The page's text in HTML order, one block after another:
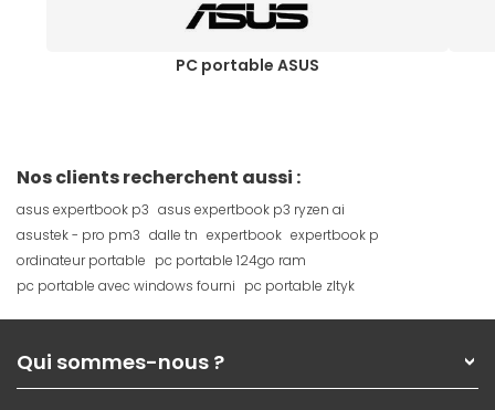
PC portable ASUS
Nos clients recherchent aussi :
asus expertbook p3 asus expertbook p3 ryzen ai
asustek - pro pm3 dalle tn expertbook expertbook p
ordinateur portable pc portable 124go ram
pc portable avec windows fourni pc portable zltyk
Qui sommes-nous ?